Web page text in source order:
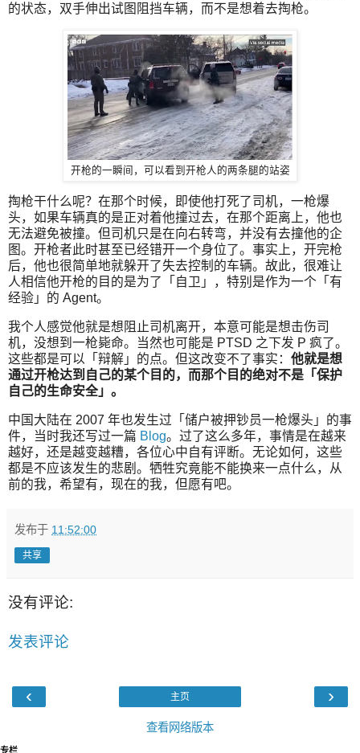
的状态，双手伸出试图阻挡车辆，而不是想着去掏枪。
开枪的一瞬间，可以看到开枪人的两条腿的站姿
掏枪干什么呢？在那个时候，即使他打死了司机，一枪爆
头，如果车辆真的是正对着他撞过去，在那个距离上，他也
无法避免被撞。但司机只是在向右转弯，并没有去撞他的企
图。开枪者此时甚至已经错开一个身位了。事实上，开完枪
后，他也很简单地就躲开了失去控制的车辆。故此，很难让
人相信他开枪的目的是为了「自卫」，特别是作为一个「有
经验」的 Agent。
我个人感觉他就是想阻止司机离开，本意可能是想击伤司
机，没想到一枪毙命。当然也可能是 PTSD 之下发 P 疯了。
这些都是可以「辩解」的点。但这改变不了事实： 他就是想
通过开枪达到自己的某个目的，而那个目的绝对不是「保护
自己的生命安全」。
中国大陆在 2007 年也发生过「储户被押钞员一枪爆头」的事
件，当时我还写过一篇 Blog。过了这么多年，事情是在越来
越好，还是越变越糟，各位心中自有评断。无论如何，这些
都是不应该发生的悲剧。牺牲究竟能不能换来一点什么，从
前的我，希望有，现在的我，但愿有吧。
发布于 11:52:00
共享
没有评论:
发表评论
‹ ›
主页
查看网络版本
专栏